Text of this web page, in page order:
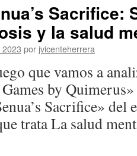
Sacrifice:
y la salud
por jvicenteherrera
que vamos a
by
Sacrifice»
trata La salud